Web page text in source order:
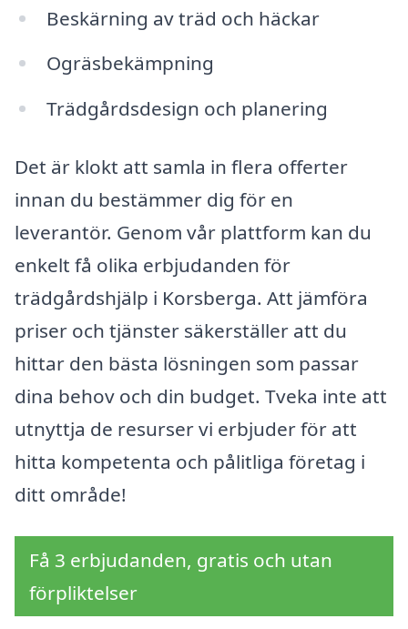
Beskärning av träd och häckar
Ogräsbekämpning
Trädgårdsdesign och planering
Det är klokt att samla in flera offerter
innan du bestämmer dig för en
leverantör. Genom vår plattform kan du
enkelt få olika erbjudanden för
trädgårdshjälp i Korsberga. Att jämföra
priser och tjänster säkerställer att du
hittar den bästa lösningen som passar
dina behov och din budget. Tveka inte att
utnyttja de resurser vi erbjuder för att
hitta kompetenta och pålitliga företag i
ditt område!
Få 3 erbjudanden, gratis och utan
förpliktelser